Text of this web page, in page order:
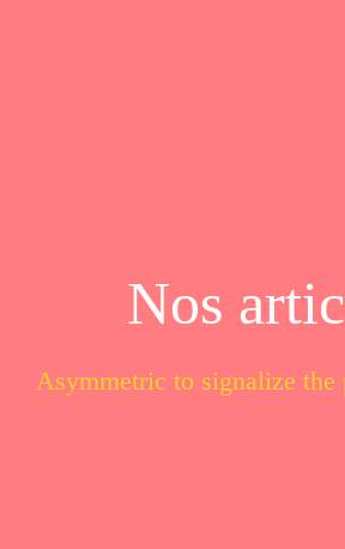
Nos
Asymmetric to signalize the